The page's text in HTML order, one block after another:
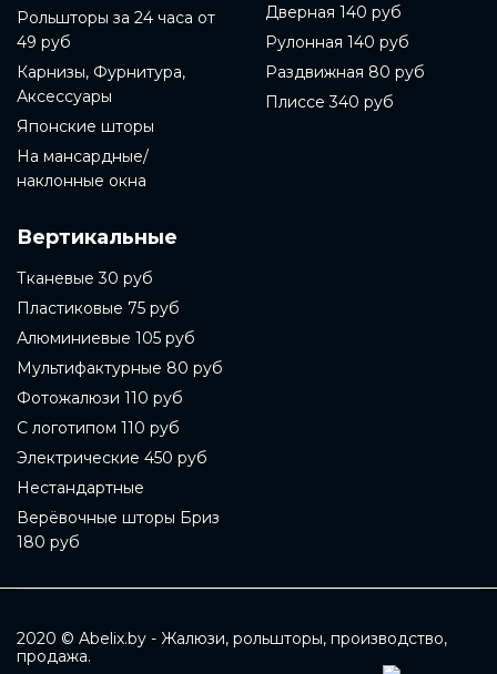
Рольшторы за 24 часа от
49 руб
Карнизы, Фурнитура,
Аксессуары
Японские шторы
На мансардные/
наклонные окна
Вертикальные
Тканевые 30 руб
Пластиковые 75 руб
Алюминиевые 105 руб
Мультифактурные 80 руб
Фотожалюзи 110 руб
С логотипом 110 руб
Электрические 450 руб
Нестандартные
Верёвочные шторы Бриз
180 руб
Дверная 140 руб
Рулонная 140 руб
Раздвижная 80 руб
Плиссе 340 руб
2020 © Abelix.by - Жалюзи, рольшторы, производство,
продажа.